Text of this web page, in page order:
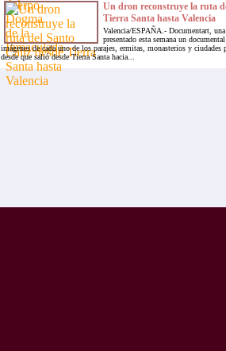
Un dron reconstruye la ruta
Tierra Santa hasta Valencia
Valencia/ESPAÑA.- Documentart,
presentado esta semana un
imágenes de cada uno de los parajes, ermitas, monasterios y
desde que salió desde Tierra Santa hacia...